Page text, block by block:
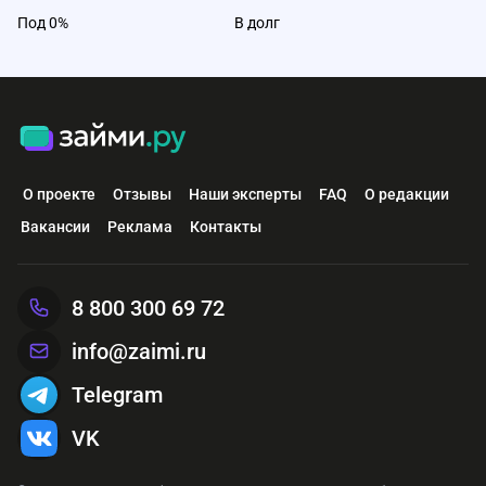
Под 0%
В долг
О проекте Отзывы Наши эксперты FAQ
О редакции
Вакансии
Реклама Контакты
8 800 300 69 72
info@zaimi.ru
Telegram
VK